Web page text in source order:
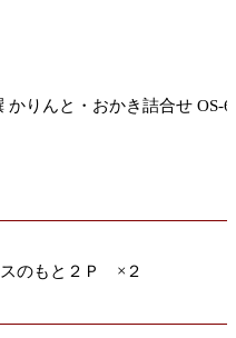
かりんと・おかき詰合せ OS-6
のもと２Ｐ ×２